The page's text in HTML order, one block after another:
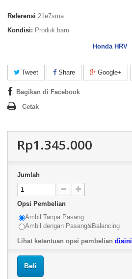
Referensi 21e7sma
Kondisi: Produk baru
Honda HRV
Tweet Share Google+
Bagikan di Facebook
Cetak
Rp1.345.000
Jumlah
Opsi Pembelian
Ambil Tanpa Pasang
Ambil dengan Pasang&Balancing
Lihat ketentuan opsi pembelian disini
Beli